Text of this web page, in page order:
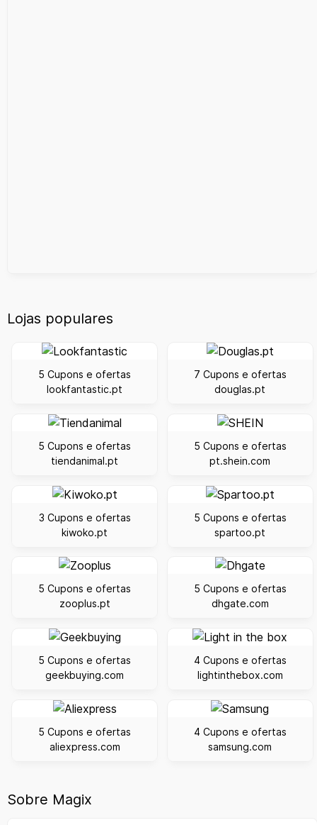
Lojas populares
5 Cupons e ofertas
lookfantastic.pt
7 Cupons e ofertas
douglas.pt
5 Cupons e ofertas
tiendanimal.pt
5 Cupons e ofertas
pt.shein.com
3 Cupons e ofertas
kiwoko.pt
5 Cupons e ofertas
spartoo.pt
5 Cupons e ofertas
zooplus.pt
5 Cupons e ofertas
dhgate.com
5 Cupons e ofertas
geekbuying.com
4 Cupons e ofertas
lightinthebox.com
5 Cupons e ofertas
aliexpress.com
4 Cupons e ofertas
samsung.com
Sobre Magix